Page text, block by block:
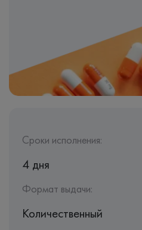
Сроки исполнения:
4 дня
Формат выдачи:
Количественный